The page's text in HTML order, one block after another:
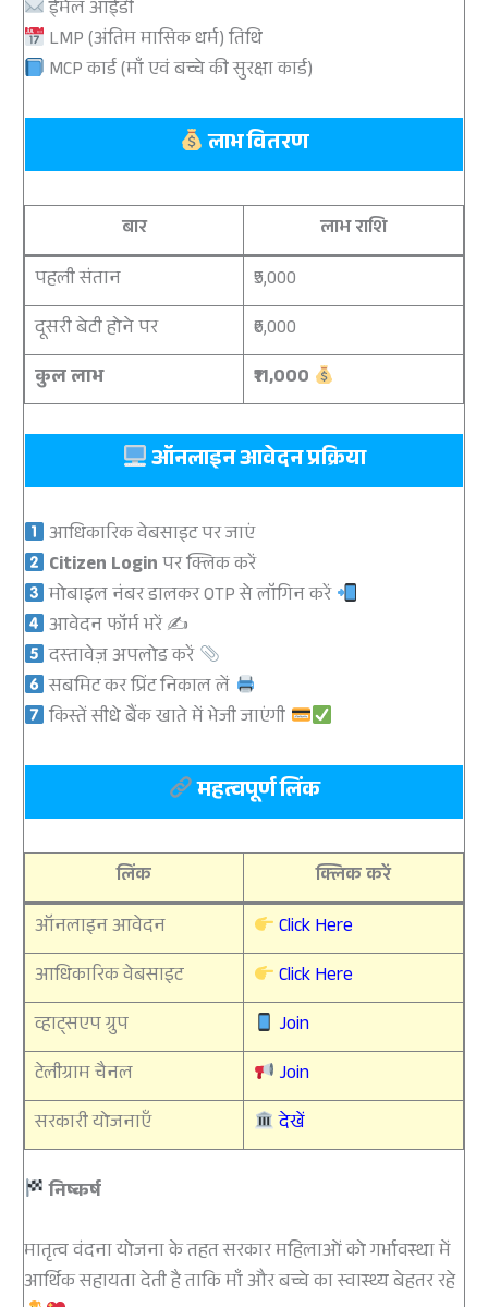
ईमेल आईडी
LMP (अंतिम मासिक धर्म) तिथि
MCP कार्ड (माँ एवं बच्चे की सुरक्षा कार्ड)
लाभ वितरण
बार
लाभ राशि
पहली संतान
₹5,000
दूसरी बेटी होने पर
₹6,000
कुल लाभ
₹11,000
ऑनलाइन आवेदन प्रक्रिया
आधिकारिक वेबसाइट पर जाएं
Citizen Loginपर क्लिक करें
मोबाइल नंबर डालकर OTP से लॉगिन करें
आवेदन फॉर्म भरें ✍
दस्तावेज़ अपलोड करें
सबमिट कर प्रिंट निकाल लें
किस्तें सीधे बैंक खाते में भेजी जाएंगी
महत्वपूर्ण लिंक
लिंक
क्लिक करें
ऑनलाइन आवेदन
Click Here
आधिकारिक वेबसाइट
Click Here
व्हाट्सएप ग्रुप
Join
टेलीग्राम चैनल
Join
सरकारी योजनाएँ
देखें
निष्कर्ष
मातृत्व वंदना योजना के तहत सरकार महिलाओं को गर्भावस्था में
आर्थिक सहायता देती है ताकि माँ और बच्चे का स्वास्थ्य बेहतर रहे